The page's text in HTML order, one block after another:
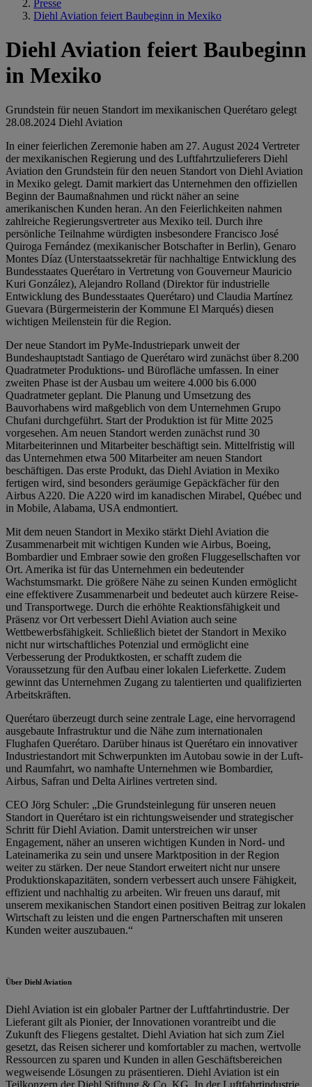
Presse
Diehl Aviation feiert Baubeginn in Mexiko
Diehl Aviation feiert Baubeginn
in Mexiko
Grundstein für neuen Standort im mexikanischen Querétaro gelegt
28.08.2024 Diehl Aviation
In einer feierlichen Zeremonie haben am 27. August 2024 Vertreter
der mexikanischen Regierung und des Luftfahrtzulieferers Diehl
Aviation den Grundstein für den neuen Standort von Diehl Aviation
in Mexiko gelegt. Damit markiert das Unternehmen den offiziellen
Beginn der Baumaßnahmen und rückt näher an seine
amerikanischen Kunden heran. An den Feierlichkeiten nahmen
zahlreiche Regierungsvertreter aus Mexiko teil. Durch ihre
persönliche Teilnahme würdigten insbesondere Francisco José
Quiroga Fernández (mexikanischer Botschafter in Berlin), Genaro
Montes Díaz (Unterstaatssekretär für nachhaltige Entwicklung des
Bundesstaates Querétaro in Vertretung von Gouverneur Mauricio
Kuri González), Alejandro Rolland (Direktor für industrielle
Entwicklung des Bundesstaates Querétaro) und Claudia Martínez
Guevara (Bürgermeisterin der Kommune El Marqués) diesen
wichtigen Meilenstein für die Region.
Der neue Standort im PyMe-Industriepark unweit der
Bundeshauptstadt Santiago de Querétaro wird zunächst über 8.200
Quadratmeter Produktions- und Bürofläche umfassen. In einer
zweiten Phase ist der Ausbau um weitere 4.000 bis 6.000
Quadratmeter geplant. Die Planung und Umsetzung des
Bauvorhabens wird maßgeblich von dem Unternehmen Grupo
Chufani durchgeführt. Start der Produktion ist für Mitte 2025
vorgesehen. Am neuen Standort werden zunächst rund 30
Mitarbeiterinnen und Mitarbeiter beschäftigt sein. Mittelfristig will
das Unternehmen etwa 500 Mitarbeiter am neuen Standort
beschäftigen. Das erste Produkt, das Diehl Aviation in Mexiko
fertigen wird, sind besonders geräumige Gepäckfächer für den
Airbus A220. Die A220 wird im kanadischen Mirabel, Québec und
in Mobile, Alabama, USA endmontiert.
Mit dem neuen Standort in Mexiko stärkt Diehl Aviation die
Zusammenarbeit mit wichtigen Kunden wie Airbus, Boeing,
Bombardier und Embraer sowie den großen Fluggesellschaften vor
Ort. Amerika ist für das Unternehmen ein bedeutender
Wachstumsmarkt. Die größere Nähe zu seinen Kunden ermöglicht
eine effektivere Zusammenarbeit und bedeutet auch kürzere Reise-
und Transportwege. Durch die erhöhte Reaktionsfähigkeit und
Präsenz vor Ort verbessert Diehl Aviation auch seine
Wettbewerbsfähigkeit. Schließlich bietet der Standort in Mexiko
nicht nur wirtschaftliches Potenzial und ermöglicht eine
Verbesserung der Produktkosten, er schafft zudem die
Voraussetzung für den Aufbau einer lokalen Lieferkette. Zudem
gewinnt das Unternehmen Zugang zu talentierten und qualifizierten
Arbeitskräften.
Querétaro überzeugt durch seine zentrale Lage, eine hervorragend
ausgebaute Infrastruktur und die Nähe zum internationalen
Flughafen Querétaro. Darüber hinaus ist Querétaro ein innovativer
Industriestandort mit Schwerpunkten im Autobau sowie in der Luft-
und Raumfahrt, wo namhafte Unternehmen wie Bombardier,
Airbus, Safran und Delta Airlines vertreten sind.
CEO Jörg Schuler: „Die Grundsteinlegung für unseren neuen
Standort in Querétaro ist ein richtungsweisender und strategischer
Schritt für Diehl Aviation. Damit unterstreichen wir unser
Engagement, näher an unseren wichtigen Kunden in Nord- und
Lateinamerika zu sein und unsere Marktposition in der Region
weiter zu stärken. Der neue Standort erweitert nicht nur unsere
Produktionskapazitäten, sondern verbessert auch unsere Fähigkeit,
effizient und nachhaltig zu arbeiten. Wir freuen uns darauf, mit
unserem mexikanischen Standort einen positiven Beitrag zur lokalen
Wirtschaft zu leisten und die engen Partnerschaften mit unseren
Kunden weiter auszubauen.“
Über Diehl Aviation
Diehl Aviation ist ein globaler Partner der Luftfahrtindustrie. Der
Lieferant gilt als Pionier, der Innovationen vorantreibt und die
Zukunft des Fliegens gestaltet. Diehl Aviation hat sich zum Ziel
gesetzt, das Reisen sicherer und komfortabler zu machen, wertvolle
Ressourcen zu sparen und Kunden in allen Geschäftsbereichen
wegweisende Lösungen zu präsentieren. Diehl Aviation ist ein
Teilkonzern der Diehl Stiftung & Co. KG. In der Luftfahrtindustrie